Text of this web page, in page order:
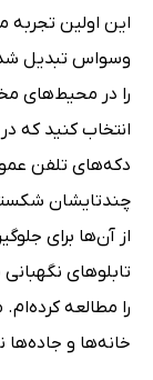
این اولین تجربه
وسواس تبدیل
را در محیط‌های
انتخاب کنید که
دکه‌های تلفن‌
چندتایشان
از آن‌ها برای
تابلوهای
را مطالعه
خانه‌ها و جاده‌ها